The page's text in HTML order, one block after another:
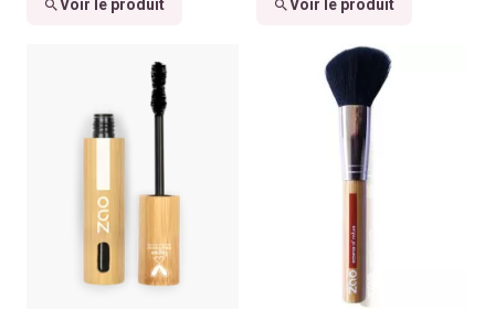
Voir le produit Voir le produit